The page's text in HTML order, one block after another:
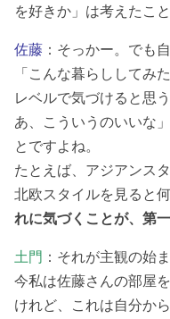
を好きか」は考えたこ
佐藤 ：そっかー。でも
「こんな暮らししてみ
レベルで気づけると思
あ、こういうのいいな
とですよね。
たとえば、アジアンス
北欧スタイルを見ると
れに気づくことが、第
土門 ：それが主観の始
今私は佐藤さんの部屋
けれど、これは自分か